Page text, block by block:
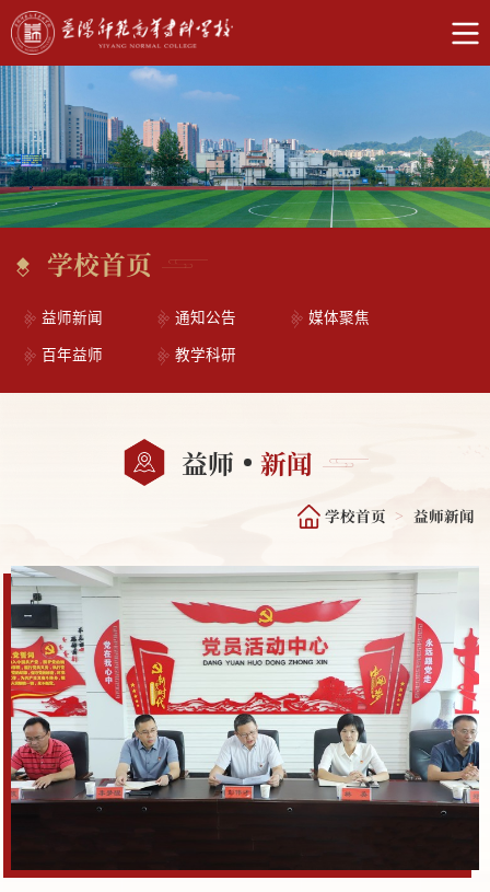
学校首页
益师新闻 通知公告 媒体聚焦
百年益师 教学科研
益师 新闻
学校首页 > 益师新闻